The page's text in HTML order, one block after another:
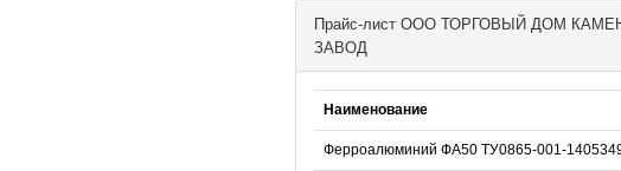
Прайс-лист ООО ТОРГОВЫЙ ДОМ
ЗАВОД
Наименование
Ферроалюминий ФА50 ТУ0865-001-